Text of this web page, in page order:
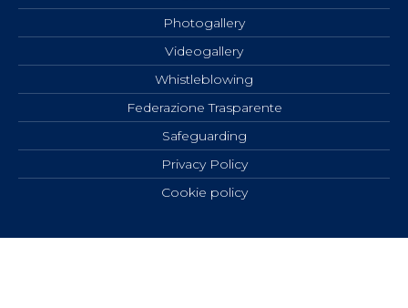
Photogallery
Videogallery
Whistleblowing
Federazione Trasparente
Safeguarding
Privacy Policy
Cookie policy